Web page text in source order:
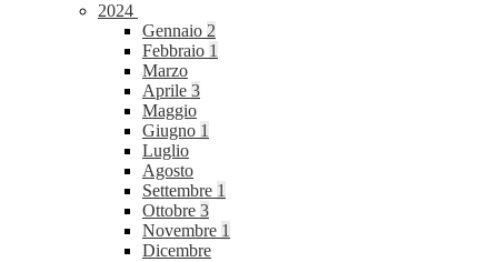
2024
Gennaio 2
Febbraio 1
Marzo
Aprile 3
Maggio
Giugno 1
Luglio
Agosto
Settembre 1
Ottobre 3
Novembre 1
Dicembre